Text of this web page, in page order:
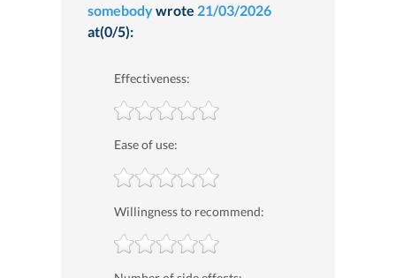
somebodywrote 21/03/2026
at(0/5):
Effectiveness:
Ease of use:
Willingness to recommend: